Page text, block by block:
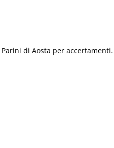
di Aosta per accertamenti.